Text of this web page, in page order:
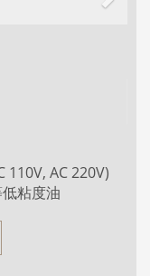
110V, AC 220V)
粘度油